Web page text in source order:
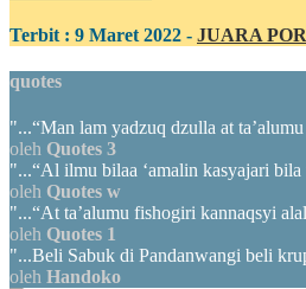
Terbit : 9 Maret 2022 - JUARA
quotes
"...“Man lam yadzuq dzulla at
oleh Quotes 3
"...“Al ilmu bilaa ‘amalin kasyajari
oleh Quotes w
"...“At ta’alumu fishogiri kannaqsyi
oleh Quotes 1
"...Beli Sabuk di Pandanwangi beli
oleh Handoko